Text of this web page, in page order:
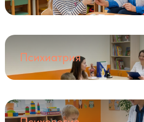
Психиатрия